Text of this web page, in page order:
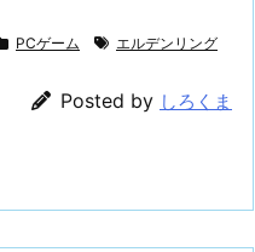
PCゲーム エルデンリング
Posted by しろくま